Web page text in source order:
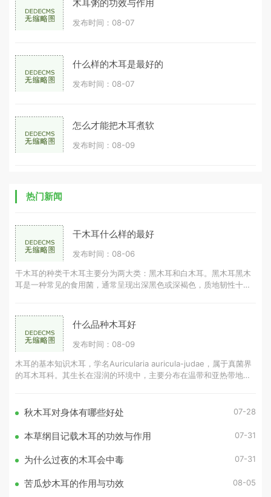
木耳粥的功效与作用
发布时间：08-07
什么样的木耳是最好的
发布时间：08-07
怎么才能把木耳煮软
发布时间：08-09
热门新闻
干木耳什么样的最好
发布时间：08-06
干木耳的种类干木耳主要分为两大类：黑木耳和白木耳。黑木耳黑木
耳是一种常见的食用菌，通常呈现出深黑色或深褐色，质地韧性十
什么品种木耳好
发布时间：08-09
木耳的基本知识木耳，学名Auricularia auricula-judae，属于真菌界
的耳木耳科。其生长在湿润的环境中，主要分布在温带和亚热带地
秋木耳对身体有哪些好处 07-28
本草纲目记载木耳的功效与作用 07-31
为什么过夜的木耳会中毒 07-31
苦瓜炒木耳的作用与功效 08-05